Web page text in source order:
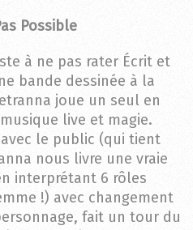
Possible
à ne pas rater Écrit et
bande dessinée à la
joue un seul en
live et magie.
le public (qui tient
nous livre une vraie
interprétant 6 rôles
!) avec changement
fait un tour du